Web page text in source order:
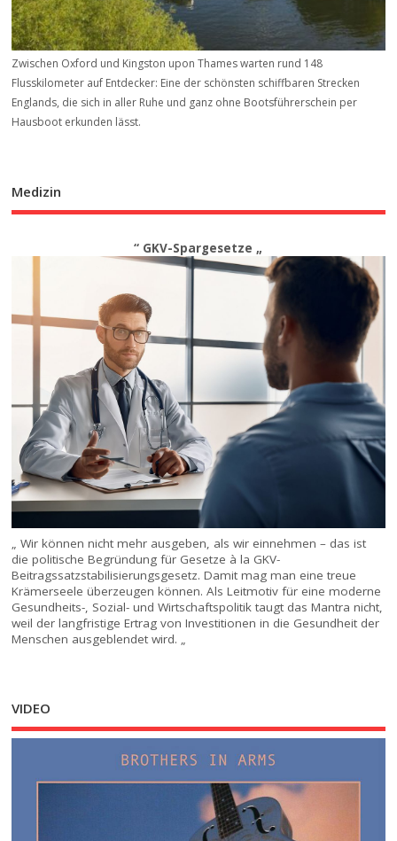
Zwischen Oxford und Kingston upon Thames warten rund 148
Flusskilometer auf Entdecker: Eine der schönsten schiffbaren Strecken
Englands, die sich in aller Ruhe und ganz ohne Bootsführerschein per
Hausboot erkunden lässt.
Medizin
“ GKV-Spargesetze „
„ Wir können nicht mehr ausgeben, als wir einnehmen – das ist
die politische Begründung für Gesetze à la GKV-
Beitragssatzstabilisierungsgesetz. Damit mag man eine treue
Krämerseele überzeugen können. Als Leitmotiv für eine moderne
Gesundheits-, Sozial- und Wirtschaftspolitik taugt das Mantra nicht,
weil der langfristige Ertrag von Investitionen in die Gesundheit der
Menschen ausgeblendet wird. „
VIDEO